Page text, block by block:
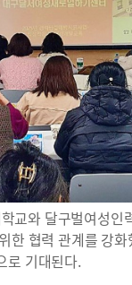
교와 달구벌여성
한 협력 관계를 강
로 기대된다.